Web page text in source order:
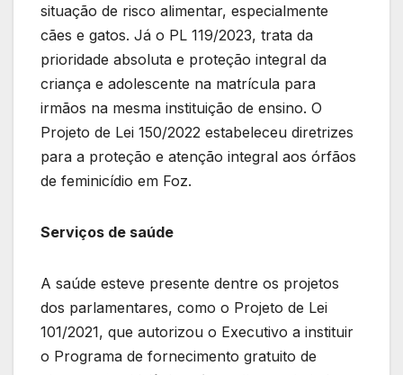
situação de risco alimentar, especialmente
cães e gatos. Já o PL 119/2023, trata da
prioridade absoluta e proteção integral da
criança e adolescente na matrícula para
irmãos na mesma instituição de ensino. O
Projeto de Lei 150/2022 estabeleceu diretrizes
para a proteção e atenção integral aos órfãos
de feminicídio em Foz.
Serviços de saúde
A saúde esteve presente dentre os projetos
dos parlamentares, como o Projeto de Lei
101/2021, que autorizou o Executivo a instituir
o Programa de fornecimento gratuito de